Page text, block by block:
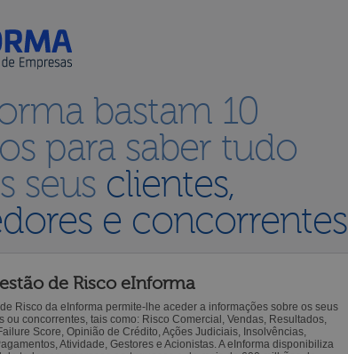
bastam 10
para saber tudo
seus clientes,
e concorrentes
de Risco eInforma
Risco da eInforma permite-lhe aceder a informações sobre os seus
ou concorrentes, tais como: Risco Comercial, Vendas, Resultados,
Score, Opinião de Crédito, Ações Judiciais, Insolvências,
Atividade, Gestores e Acionistas. A eInforma disponibiliza